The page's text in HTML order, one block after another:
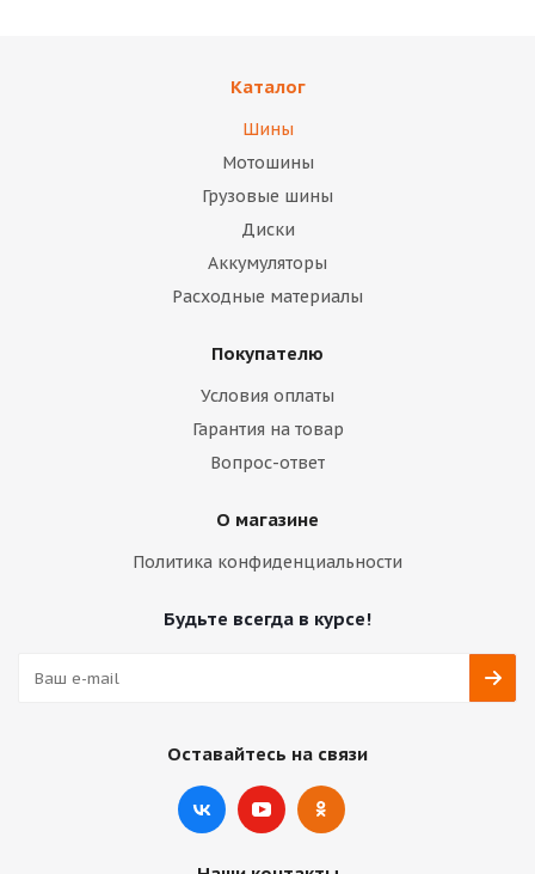
Каталог
Шины
Мотошины
Грузовые шины
Диски
Аккумуляторы
Расходные материалы
Покупателю
Условия оплаты
Гарантия на товар
Вопрос-ответ
О магазине
Политика конфиденциальности
Будьте всегда в курсе!
Оставайтесь на связи